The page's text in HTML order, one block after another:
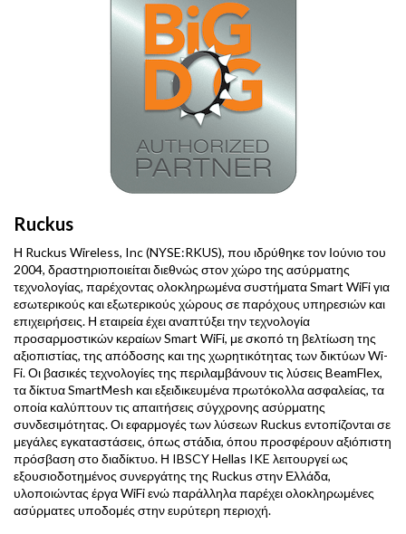
Ruckus
Η Ruckus Wireless, Inc (NYSE:RKUS), που ιδρύθηκε τον Ιούνιο του
2004, δραστηριοποιείται διεθνώς στον χώρο της ασύρματης
τεχνολογίας, παρέχοντας ολοκληρωμένα συστήματα Smart WiFi για
εσωτερικούς και εξωτερικούς χώρους σε παρόχους υπηρεσιών και
επιχειρήσεις. Η εταιρεία έχει αναπτύξει την τεχνολογία
προσαρμοστικών κεραίων Smart WiFi, με σκοπό τη βελτίωση της
αξιοπιστίας, της απόδοσης και της χωρητικότητας των δικτύων Wi-
Fi. Οι βασικές τεχνολογίες της περιλαμβάνουν τις λύσεις BeamFlex,
τα δίκτυα SmartMesh και εξειδικευμένα πρωτόκολλα ασφαλείας, τα
οποία καλύπτουν τις απαιτήσεις σύγχρονης ασύρματης
συνδεσιμότητας. Οι εφαρμογές των λύσεων Ruckus εντοπίζονται σε
μεγάλες εγκαταστάσεις, όπως στάδια, όπου προσφέρουν αξιόπιστη
πρόσβαση στο διαδίκτυο. Η IBSCY Hellas IKE λειτουργεί ως
εξουσιοδοτημένος συνεργάτης της Ruckus στην Ελλάδα,
υλοποιώντας έργα WiFi ενώ παράλληλα παρέχει ολοκληρωμένες
ασύρματες υποδομές στην ευρύτερη περιοχή.